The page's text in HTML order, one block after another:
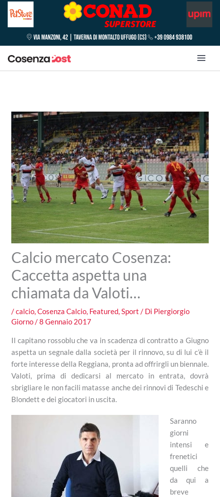
Calcio mercato Cosenza:
Caccetta aspetta una
chiamata da Valoti…
/calcio,Cosenza Calcio, Featured,Sport / Di Piergiorgio
Giorno/8 Gennaio 2017
Il capitano rossoblu che va in scadenza di contratto a Giugno
aspetta un segnale dalla società per il rinnovo, su di lui c’è il
forte interesse della Reggiana, pronta ad offrirgli un biennale.
Valoti, prima di dedicarsi al mercato in entrata, dovrà
sbrigliare le non facili matasse anche dei rinnovi di Tedeschi e
Blondett e dei giocatori in uscita.
Saranno
giorni
intensi e
frenetici
quelli che
da qui a
breve